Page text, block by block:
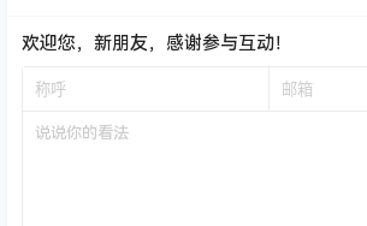
欢迎您，新朋友，感谢参与互动！